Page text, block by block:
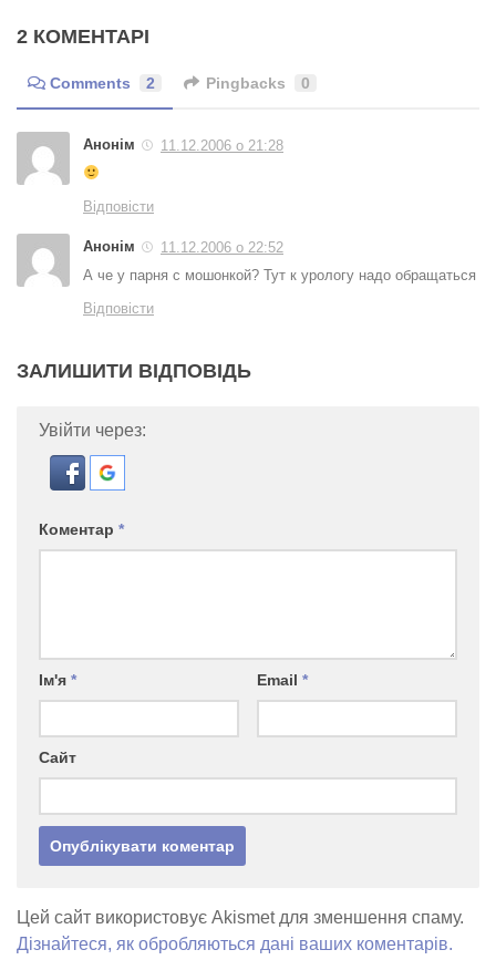
2 КОМЕНТАРІ
Comments 2 Pingbacks 0
Анонім 11.12.2006 о 21:28
Відповісти
Анонім
11.12.2006 о 22:52
А че у парня с мошонкой? Тут к урологу надо обращаться
Відповісти
ЗАЛИШИТИ ВІДПОВІДЬ
Увійти через:
Коментар *
Ім'я * Email *
Сайт
Цей сайт використовує Akismet для зменшення спаму.
Дізнайтеся, як обробляються дані ваших коментарів.